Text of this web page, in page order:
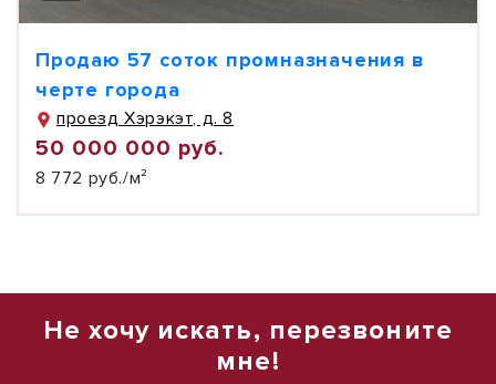
Продаю 57 соток промназначения в
черте города
проезд Хэрэкэт, д. 8
50 000 000 руб.
8 772 руб./м²
Не хочу искать, перезвоните
мне!